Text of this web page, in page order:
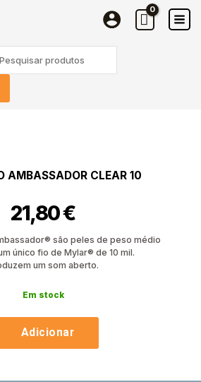
AMBASSADOR CLEAR 10
21,80€
são peles de peso médio
único fio de Mylar® de 10 mil.
um som aberto.
Em stock
Adicionar
Ambassador
Clear